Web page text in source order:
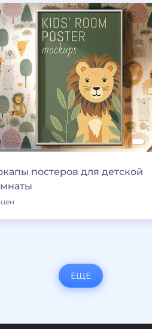
постеров для детской
ЕЩЕ